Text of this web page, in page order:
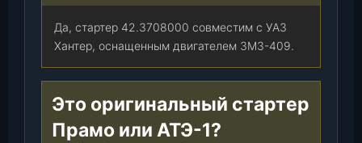
Да, стартер 42.3708000 совместим с УАЗ
Хантер, оснащенным двигателем ЗМЗ-409.
Это оригинальный стартер
Прамо или АТЭ-1?